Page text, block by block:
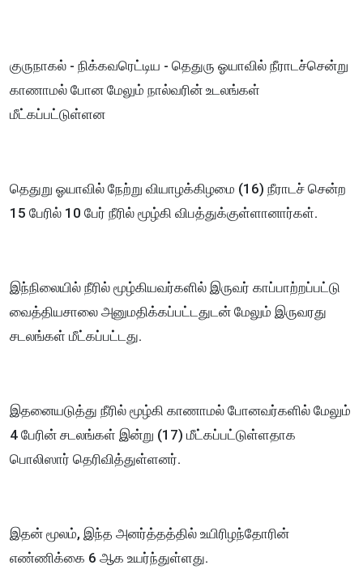
குருநாகல் - நிக்கவரெட்டிய - தெதுரு ஓயாவில் நீராடச்சென்று
காணாமல் போன மேலும் நால்வரின் உடலங்கள்
மீட்கப்பட்டுள்ளன
தெதுறு ஓயாவில் நேற்று வியாழக்கிழமை (16) நீராடச் சென்ற
15 பேரில் 10 பேர் நீரில் மூழ்கி விபத்துக்குள்ளானார்கள்.
இந்நிலையில் நீரில் மூழ்கியவர்களில் இருவர் காப்பாற்றப்பட்டு
வைத்தியசாலை அனுமதிக்கப்பட்டதுடன் மேலும் இருவரது
சடலங்கள் மீட்கப்பட்டது.
இதனையடுத்து நீரில் மூழ்கி காணாமல் போனவர்களில் மேலும்
4 பேரின் சடலங்கள் இன்று (17) மீட்கப்பட்டுள்ளதாக
பொலிஸார் தெரிவித்துள்ளனர்.
இதன் மூலம், இந்த அனர்த்தத்தில் உயிரிழந்தோரின்
எண்ணிக்கை 6 ஆக உயர்ந்துள்ளது.